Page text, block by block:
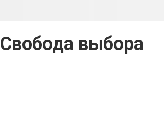
Свобода выбора